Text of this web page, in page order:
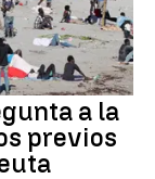
a la
previos